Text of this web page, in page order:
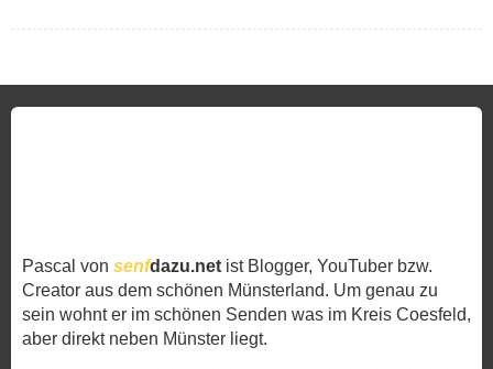
Pascal von senfdazu.net ist Blogger, YouTuber bzw.
Creator aus dem schönen Münsterland. Um genau zu
sein wohnt er im schönen Senden was im Kreis Coesfeld,
aber direkt neben Münster liegt.